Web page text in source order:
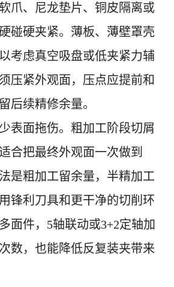
爪、尼龙垫片、铜皮隔离或
碰硬夹紧。薄板、薄壁罩壳
考虑真空吸盘或低夹紧力辅
压紧外观面，压点应提前和
后续精修余量。
表面拖伤。粗加工阶段切屑
合把最终外观面一次做到
是粗加工留余量，半精加工
锋利刀具和更干净的切削环
面件，5轴联动或3+2定轴加
数，也能降低反复装夹带来